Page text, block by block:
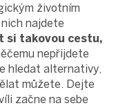
životním
najdete
si takovou cestu,
nepřijdete
hledat alternativy,
můžete. Dejte
začne na sebe